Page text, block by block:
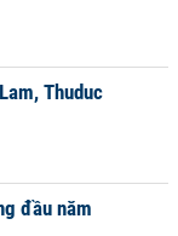
Thuduc
đầu năm